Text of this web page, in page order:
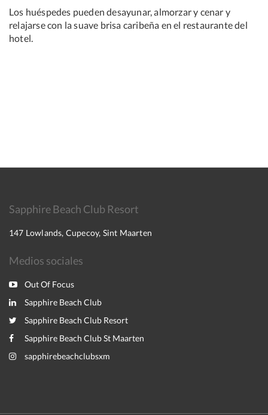
Los huéspedes pueden desayunar, almorzar y cenar y
relajarse con la suave brisa caribeña en el restaurante del
hotel.
Sapphire Beach Club Resort
147 Lowlands, Cupecoy, Sint Maarten
Medios sociales
Out Of Focus
Sapphire Beach Club
Sapphire Beach Club Resort
Sapphire Beach Club St Maarten
sapphirebeachclubsxm